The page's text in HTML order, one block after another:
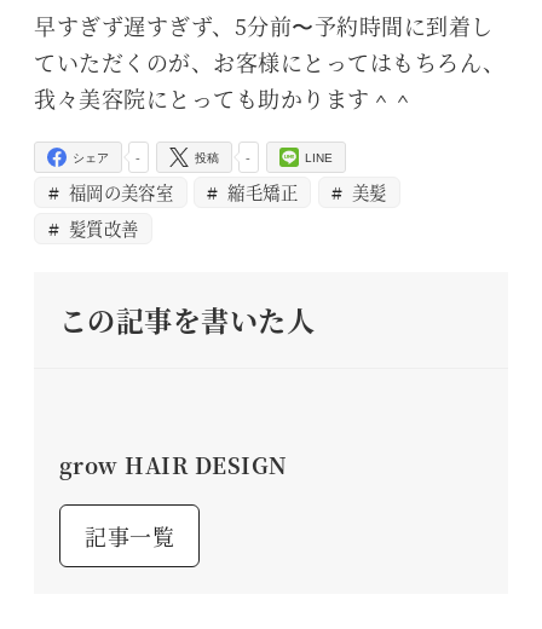
早すぎず遅すぎず、5分前〜予約時間に到着し
ていただくのが、お客様にとってはもちろん、
我々美容院にとっても助かります＾＾
-
シェア -
投稿 LINE
福岡の美容室 縮毛矯正
美髪
髪質改善
この記事を書いた人
grow HAIR DESIGN
記事一覧